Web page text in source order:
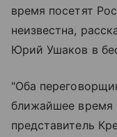
время посетят
неизвестна,
Юрий Ушаков в
"Оба
ближайшее время
представитель